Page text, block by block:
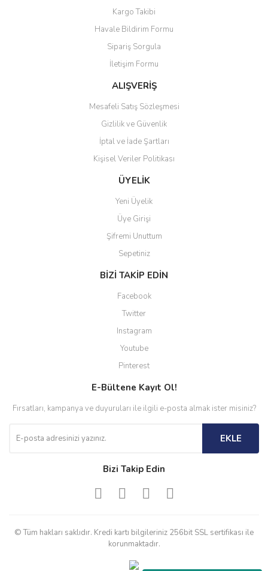
Ürün resmi kalitesiz, bozuk veya görüntülenemiyor.
Ürün açıklamasında eksik bilgiler bulunuyor.
Ürün bilgilerinde hatalar bulunuyor.
Ürün fiyatı diğer sitelerden daha pahalı.
Bu ürüne benzer farklı alternatifler olmalı.
Gönder
Kargo Takibi
Havale Bildirim Formu
Sipariş Sorgula
İletişim Formu
ALIŞVERİŞ
Mesafeli Satış Sözleşmesi
Gizlilik ve Güvenlik
İptal ve İade Şartları
Kişisel Veriler Politikası
ÜYELİK
Yeni Üyelik
Üye Girişi
Şifremi Unuttum
Sepetiniz
BİZİ TAKİP EDİN
Facebook
Twitter
Instagram
Youtube
Pinterest
E-Bültene Kayıt Ol!
Fırsatları, kampanya ve duyuruları ile ilgili e-posta almak ister misiniz?
EKLE
Bizi Takip Edin
© Tüm hakları saklıdır. Kredi kartı bilgileriniz 256bit SSL sertifikası ile
korunmaktadır.